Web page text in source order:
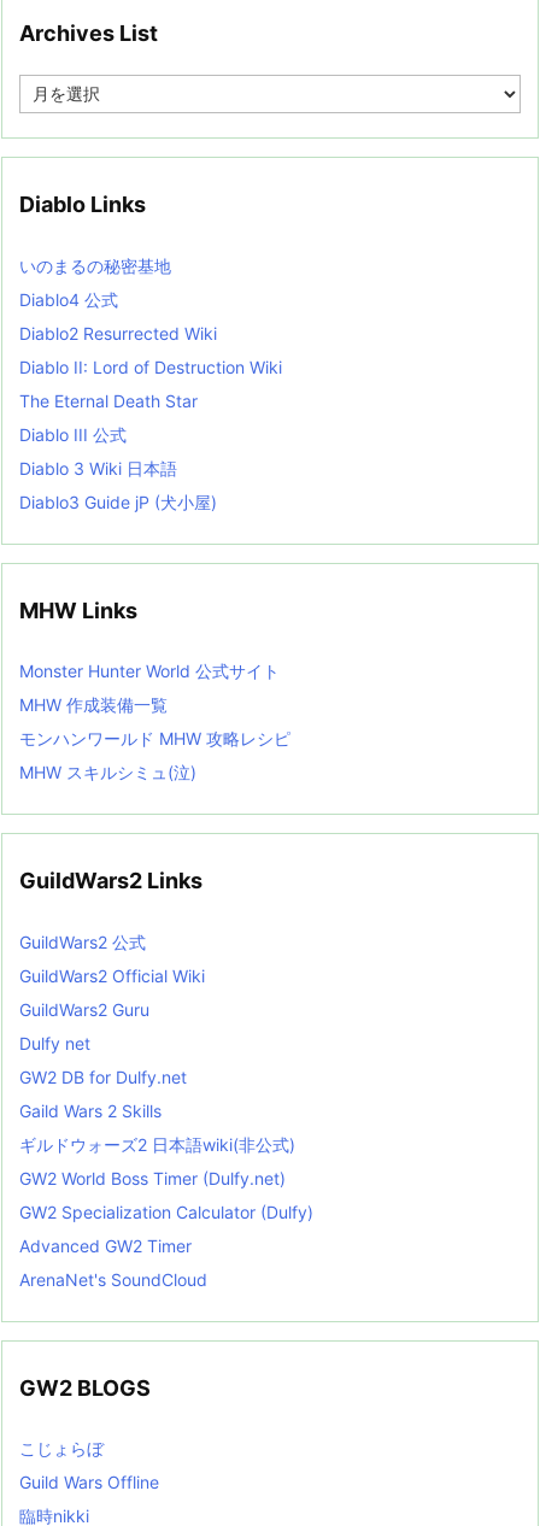
Archives List
e
i
s
t
Diablo Links
いのまるの秘密基地
Diablo4 公式
Diablo2 Resurrected Wiki
Diablo II: Lord of Destruction Wiki
The Eternal Death Star
Diablo III 公式
Diablo 3 Wiki 日本語
Diablo3 Guide jP (犬小屋)
MHW Links
Monster Hunter World 公式サイト
MHW 作成装備一覧
モンハンワールド MHW 攻略レシピ
MHW スキルシミュ(泣)
GuildWars2 Links
GuildWars2 公式
GuildWars2 Official Wiki
GuildWars2 Guru
Dulfy net
GW2 DB for Dulfy.net
Gaild Wars 2 Skills
ギルドウォーズ2 日本語wiki(非公式)
GW2 World Boss Timer (Dulfy.net)
GW2 Specialization Calculator (Dulfy)
Advanced GW2 Timer
ArenaNet's SoundCloud
GW2 BLOGS
こじょらぼ
Guild Wars Offline
臨時nikki